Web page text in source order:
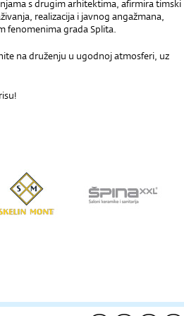
s drugim arhitektima, afirmira timski
realizacija i javnog angažmana,
fenomenima grada Splita.
na druženju u ugodnoj atmosferi, uz